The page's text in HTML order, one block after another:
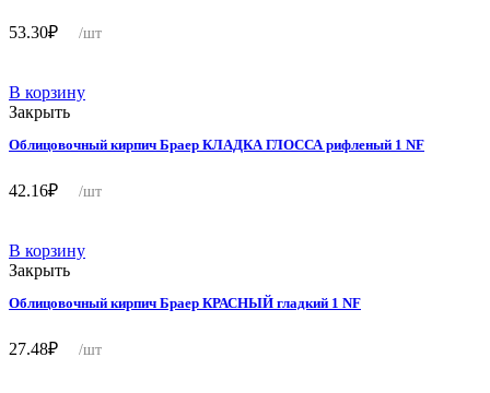
53.30₽ /шт
В корзину
Закрыть
Облицовочный кирпич Браер КЛАДКА ГЛОССА рифленый 1 NF
42.16₽ /шт
В корзину
Закрыть
Облицовочный кирпич Браер КРАСНЫЙ гладкий 1 NF
27.48₽ /шт